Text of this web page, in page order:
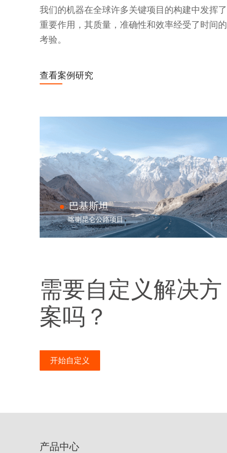
我们的机器在全球许多关键项目的构建中发挥了
重要作用，其质量，准确性和效率经受了时间的
考验。
查看案例研究
巴基斯坦
喀喇昆仑公路项目
需要自定义解决方
案吗？
开始自定义
产品中心